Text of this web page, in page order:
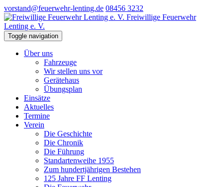
vorstand@feuerwehr-lenting.de 08456 3232
Freiwillige Feuerwehr
Lenting e. V.
Toggle navigation
Über uns
Fahrzeuge
Wir stellen uns vor
Gerätehaus
Übungsplan
Einsätze
Aktuelles
Termine
Verein
Die Geschichte
Die Chronik
Die Führung
Standartenweihe 1955
Zum hundertjährigen Bestehen
125 Jahre FF Lenting